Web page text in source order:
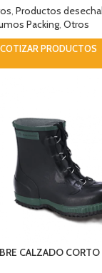
, Productos
Packing, Otros
COTIZAR PRODUCTOS
CALZADO CORTO